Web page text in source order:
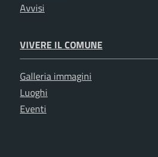
Avvisi
VIVERE IL COMUNE
Galleria immagini
Luoghi
Eventi